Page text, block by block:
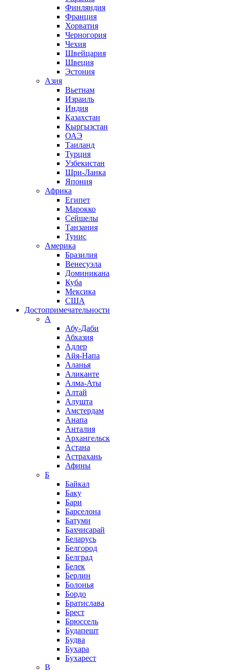
Финляндия
Франция
Хорватия
Черногория
Чехия
Швейцария
Швеция
Эстония
Азия
Вьетнам
Израиль
Индия
Казахстан
Кыргызстан
ОАЭ
Таиланд
Турция
Узбекистан
Шри-Ланка
Япония
Африка
Египет
Марокко
Сейшелы
Танзания
Тунис
Америка
Бразилия
Венесуэла
Доминикана
Куба
Мексика
США
Достопримечательности
А
Абу-Даби
Абхазия
Адлер
Айя-Напа
Аланья
Аликанте
Алма-Аты
Алтай
Алушта
Амстердам
Анапа
Анталия
Архангельск
Астана
Астрахань
Афины
Б
Байкал
Баку
Бари
Барселона
Батуми
Бахчисарай
Беларусь
Белгород
Белград
Белек
Берлин
Болонья
Бордо
Братислава
Брест
Брюссель
Будапешт
Будва
Бухара
Бухарест
В